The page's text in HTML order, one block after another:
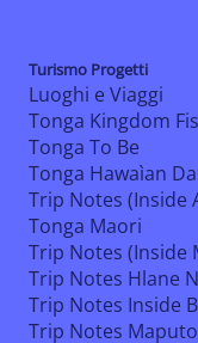
Turismo Progetti
Luoghi e Viaggi
Tonga Kingdom
Tonga To Be
Tonga Hawaìan
Trip Notes (Inside
Tonga Maori
Trip Notes (Inside
Trip Notes Hlane
Trip Notes Inside
Trip Notes